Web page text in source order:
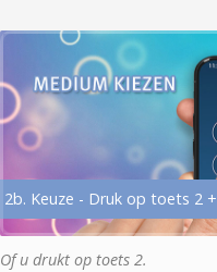
2b. Keuze - Druk op toets 2 +
Of u drukt op toets 2.